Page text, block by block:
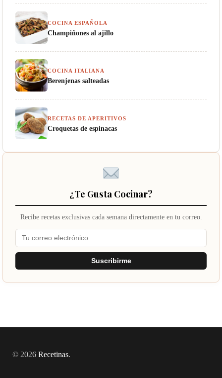
COCINA ESPAÑOLA
Champiñones al ajillo
COCINA ITALIANA
Berenjenas salteadas
RECETAS DE APERITIVOS
Croquetas de espinacas
¿Te Gusta Cocinar?
Recibe recetas exclusivas cada semana directamente en tu correo.
Suscribirme
© 2026 Recetinas.